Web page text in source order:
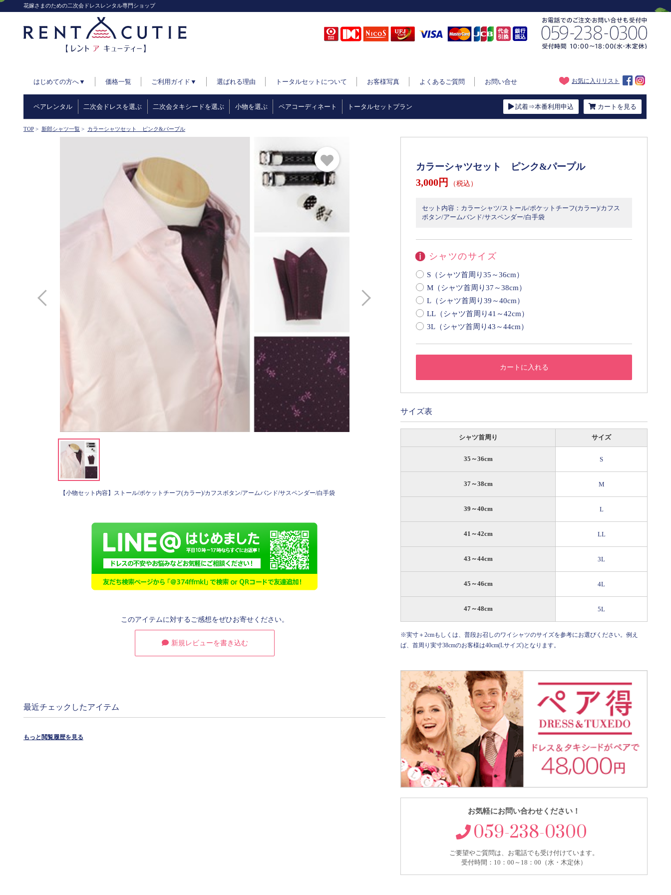
花嫁さまのための二次会ドレスレンタル専門ショップ
お気に入りリスト
はじめての方へ▼ 価格一覧 ご利用ガイド▼ 選ばれる理由 トータルセットについて お客様写真 よくあるご質問 お問い合せ
ペアレンタル 二次会ドレスを選ぶ 二次会タキシードを選ぶ 小物を選ぶ ペアコーディネート トータルセットプラン 試着⇒本番利用申込 カートを見る
TOP > 新郎シャツ一覧 > カラーシャツセット ピンク&パープル
【小物セット内容】ストール/ポケットチーフ(カラー)/カフスボタン/アームバンド/サスペンダー/白手袋
このアイテムに対するご感想をぜひお寄せください。
新規レビューを書き込む
最近チェックしたアイテム
もっと閲覧履歴を見る
カラーシャツセット ピンク&パープル
3,000円 （税込）
セット内容：カラーシャツ/ストール/ポケットチーフ(カラー)/カフス
ボタン/アームバンド/サスペンダー/白手袋
シャツのサイズ
S（シャツ首周り35～36cm）
M（シャツ首周り37～38cm）
L（シャツ首周り39～40cm）
LL（シャツ首周り41～42cm）
3L（シャツ首周り43～44cm）
カートに入れる
サイズ表
シャツ首周り サイズ
35～36cm S
37～38cm M
39～40cm L
41～42cm LL
43～44cm 3L
45～46cm 4L
47～48cm 5L
※実寸＋2cmもしくは、普段お召しのワイシャツのサイズを参考にお選びください。例え
ば、首周り実寸38cmのお客様は40cm(Lサイズ)となります。
お気軽にお問い合わせください！
059-238-0300
ご要望やご質問は、お電話でも受け付けています。
受付時間：10：00～18：00（水・木定休）